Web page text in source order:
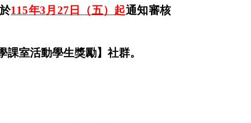
115年3月 27 日（五）起通知審核
課室活動學生獎勵】社群。